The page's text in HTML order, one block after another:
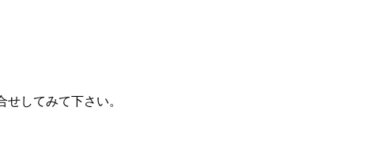
してみて下さい。